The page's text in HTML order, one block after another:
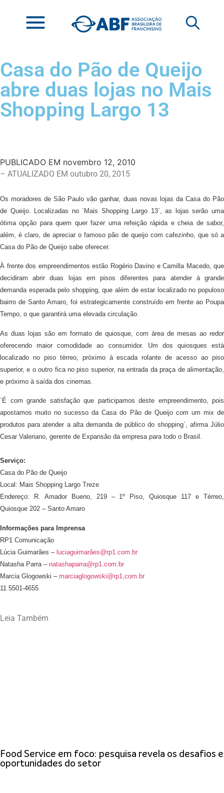
Casa do Pão de Queijo
abre duas lojas no Mais
Shopping Largo 13
PUBLICADO EM novembro 12, 2010
– ATUALIZADO EM outubro 20, 2015
Os moradores de São Paulo vão ganhar, duas novas lojas da Casa do Pão
de Queijo. Localizadas no `Mais Shopping Largo 13`, as lojas serão uma
ótima opção para quem quer fazer uma refeição rápida e cheia de sabor,
além, é claro, de apreciar o famoso pão de queijo com cafezinho, que só a
Casa do Pão de Queijo sabe oferecer.
À frente dos empreendimentos estão Rogério Davino e Camilla Macedo, que
decidiram abrir duas lojas em pisos diferentes para atender à grande
demanda esperada pelo shopping, que além de estar localizado no populoso
bairro de Santo Amaro, foi estrategicamente construído em frente ao Poupa
Tempo, o que garantirá uma elevada circulação.
As duas lojas são em formato de quiosque, com área de mesas ao redor
oferecendo maior comodidade ao consumidor. Um dos quiosques está
localizado no piso térreo, próximo à escada rolante de acesso ao piso
superior, e o outro fica no piso superior, na entrada da praça de alimentação,
e próximo à saída dos cinemas.
`É com grande satisfação que participamos deste empreendimento, pois
apostamos muito no sucesso da Casa do Pão de Queijo com um mix de
produtos para atender a alta demanda de público do shopping`, afirma Júlio
Cesar Valeriano, gerente de Expansão da empresa para todo o Brasil.
Serviço:
Casa do Pão de Queijo
Local: Mais Shopping Largo Treze
Endereço: R. Amador Bueno, 219 – 1º Piso, Quiosque 117 e Térreo,
Quiosque 202 – Santo Amaro
Informações para Imprensa
RP1 Comunicação
Lúcia Guimarães – luciaguimarães@rp1.com.br
Natasha Parra – natashaparra@rp1.com.br
Marcia Glogowski – marciaglogowski@rp1,com.br
11 5501-4655
Leia Também
Food Service em foco: pesquisa revela os desafios e
oportunidades do setor